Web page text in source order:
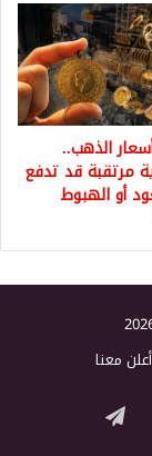
الذهب..
مرتقبة قد تدفع
أو الهبوط
أعلن معنا
تيلقرام